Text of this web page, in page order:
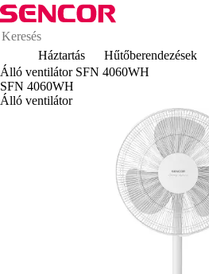
Háztartás Hűtőberendezések
Álló ventilátor SFN 4060WH
SFN 4060WH
Álló ventilátor